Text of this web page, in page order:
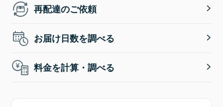
再配達のご依頼
お届け日数を調べる
料金を計算・調べる